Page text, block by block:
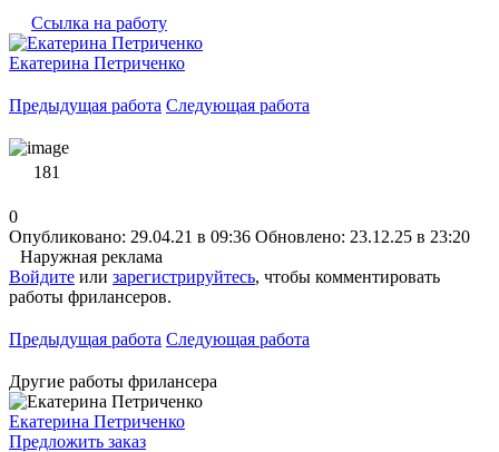
Ссылка на работу
Екатерина Петриченко
Предыдущая работа Следующая работа
181
0
Опубликовано: 29.04.21 в 09:36 Обновлено: 23.12.25 в 23:20
Наружная реклама
Войдите или зарегистрируйтесь, чтобы комментировать
работы фрилансеров.
Предыдущая работа Следующая работа
Другие работы фрилансера
Екатерина Петриченко
Предложить заказ